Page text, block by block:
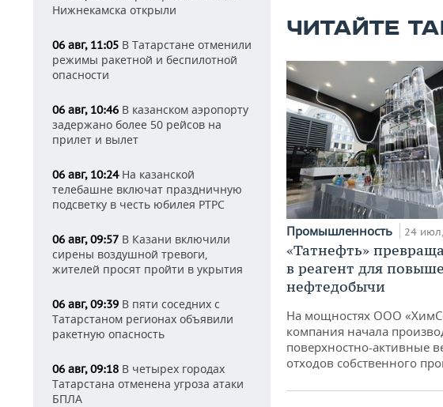
Нижнекамска открыли
06 авг, 11:05 В Татарстане отменили
режимы ракетной и беспилотной
опасности
06 авг, 10:46 В казанском аэропорту
задержано более 50 рейсов на
прилет и вылет
06 авг, 10:24На казанской
телебашне включат праздничную
подсветку в честь юбилея РТРС
06 авг, 09:57 В Казани включили
сирены воздушной тревоги,
жителей просят пройти в укрытия
06 авг, 09:39 В пяти соседних с
Татарстаном регионах объявили
ракетную опасность
06 авг, 09:18 В четырех городах
Татарстана отменена угроза атаки
БПЛА
ЧИТАЙТЕ
Промышленность 24
«Татнефть»
в реагент для
нефтедобычи
На мощностях ООО
компания начала
поверхностно-активные
отходов собственного